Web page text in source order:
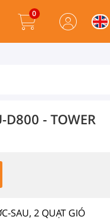
0
D800 - TOWER
SAU, 2 QUẠT GIÓ